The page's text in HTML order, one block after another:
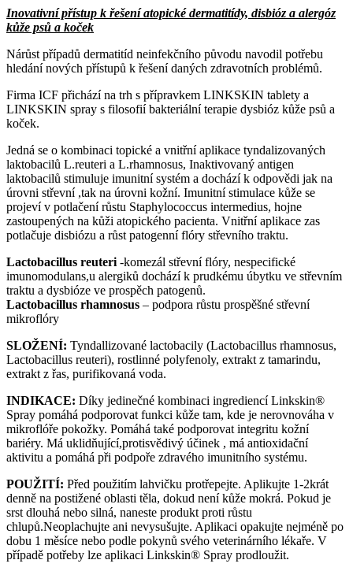
Inovativní přístup k řešení atopické dermatitídy, disbióz a alergóz
kůže psů a koček
Nárůst případů dermatitíd neinfekčního původu navodil potřebu
hledání nových přístupů k řešení daných zdravotních problémů.
Firma ICF přichází na trh s přípravkem LINKSKIN tablety a
LINKSKIN spray s filosofií bakteriální terapie dysbióz kůže psů a
koček.
Jedná se o kombinaci topické a vnitřní aplikace tyndalizovaných
laktobacilů L.reuteri a L.rhamnosus, Inaktivovaný antigen
laktobacilů stimuluje imunitní systém a dochází k odpovědi jak na
úrovni střevní ,tak na úrovni kožní. Imunitní stimulace kůže se
projeví v potlačení růstu Staphylococcus intermedius, hojne
zastoupených na kůži atopického pacienta. Vnitřní aplikace zas
potlačuje disbiózu a růst patogenní flóry střevního traktu.
Lactobacillus reuteri -komezál střevní flóry, nespecifické
imunomodulans,u alergiků dochází k prudkému úbytku ve střevním
traktu a dysbióze ve prospěch patogenů.
Lactobacillus rhamnosus – podpora růstu prospěšné střevní
mikroflóry
SLOŽENÍ: Tyndallizované lactobacily (Lactobacillus rhamnosus,
Lactobacillus reuteri), rostlinné polyfenoly, extrakt z tamarindu,
extrakt z řas, purifikovaná voda.
INDIKACE: Díky jedinečné kombinaci ingrediencí Linkskin®
Spray pomáhá podporovat funkci kůže tam, kde je nerovnováha v
mikroflóře pokožky. Pomáhá také podporovat integritu kožní
bariéry. Má uklidňující,protisvědivý účinek , má antioxidační
aktivitu a pomáhá při podpoře zdravého imunitního systému.
POUŽITÍ: Před použitím lahvičku protřepejte. Aplikujte 1-2krát
denně na postižené oblasti těla, dokud není kůže mokrá. Pokud je
srst dlouhá nebo silná, naneste produkt proti růstu
chlupů.Neoplachujte ani nevysušujte. Aplikaci opakujte nejméně po
dobu 1 měsíce nebo podle pokynů svého veterinárního lékaře. V
případě potřeby lze aplikaci Linkskin® Spray prodloužit.